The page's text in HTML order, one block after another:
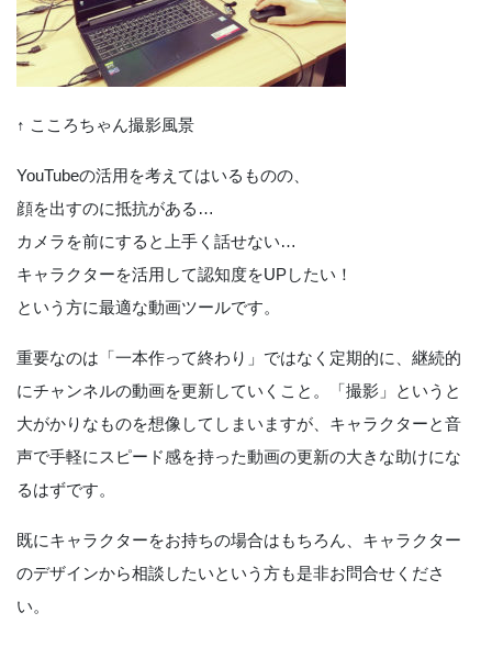
↑ こころちゃん撮影風景
YouTubeの活用を考えてはいるものの、
顔を出すのに抵抗がある…
カメラを前にすると上手く話せない…
キャラクターを活用して認知度をUPしたい！
という方に最適な動画ツールです。
重要なのは「一本作って終わり」ではなく定期的に、継続的
にチャンネルの動画を更新していくこと。「撮影」というと
大がかりなものを想像してしまいますが、キャラクターと音
声で手軽にスピード感を持った動画の更新の大きな助けにな
るはずです。
既にキャラクターをお持ちの場合はもちろん、キャラクター
のデザインから相談したいという方も是非お問合せくださ
い。